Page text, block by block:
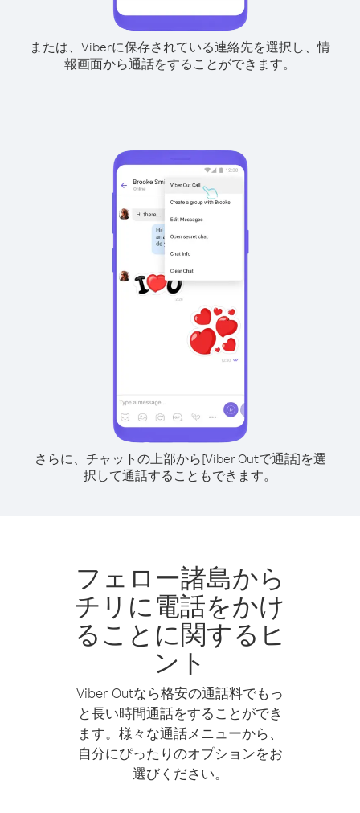
または、Viberに保存されている連絡先を選択し、情
報画面から通話をすることができます。
さらに、チャットの上部から[Viber Outで通話]を選
択して通話することもできます。
フェロー諸島から
チリに電話をかけ
ることに関するヒ
ント
Viber Outなら格安の通話料でもっ
と長い時間通話をすることができ
ます。様々な通話メニューから、
自分にぴったりのオプションをお
選びください。